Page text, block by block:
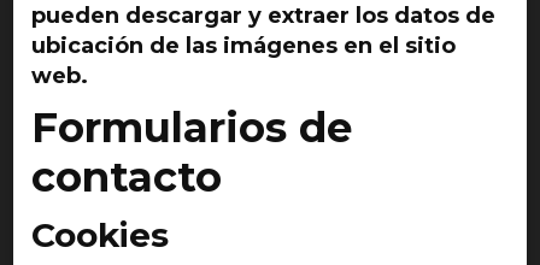
pueden descargar y extraer los datos de
ubicación de las imágenes en el sitio
web.
Formularios de
contacto
Cookies